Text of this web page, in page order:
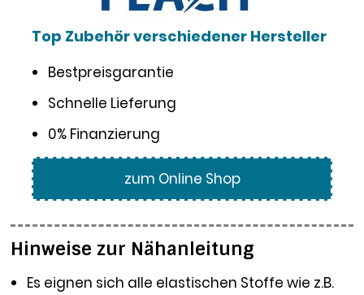
Top Zubehör verschiedener Hersteller
Bestpreisgarantie
Schnelle Lieferung
0% Finanzierung
zum Online Shop
Hinweise zur Nähanleitung
Es eignen sich alle elastischen Stoffe wie z.B.